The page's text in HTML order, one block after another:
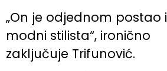
„On je odjednom postao i
modni stilista“, ironično
zaključuje Trifunović.